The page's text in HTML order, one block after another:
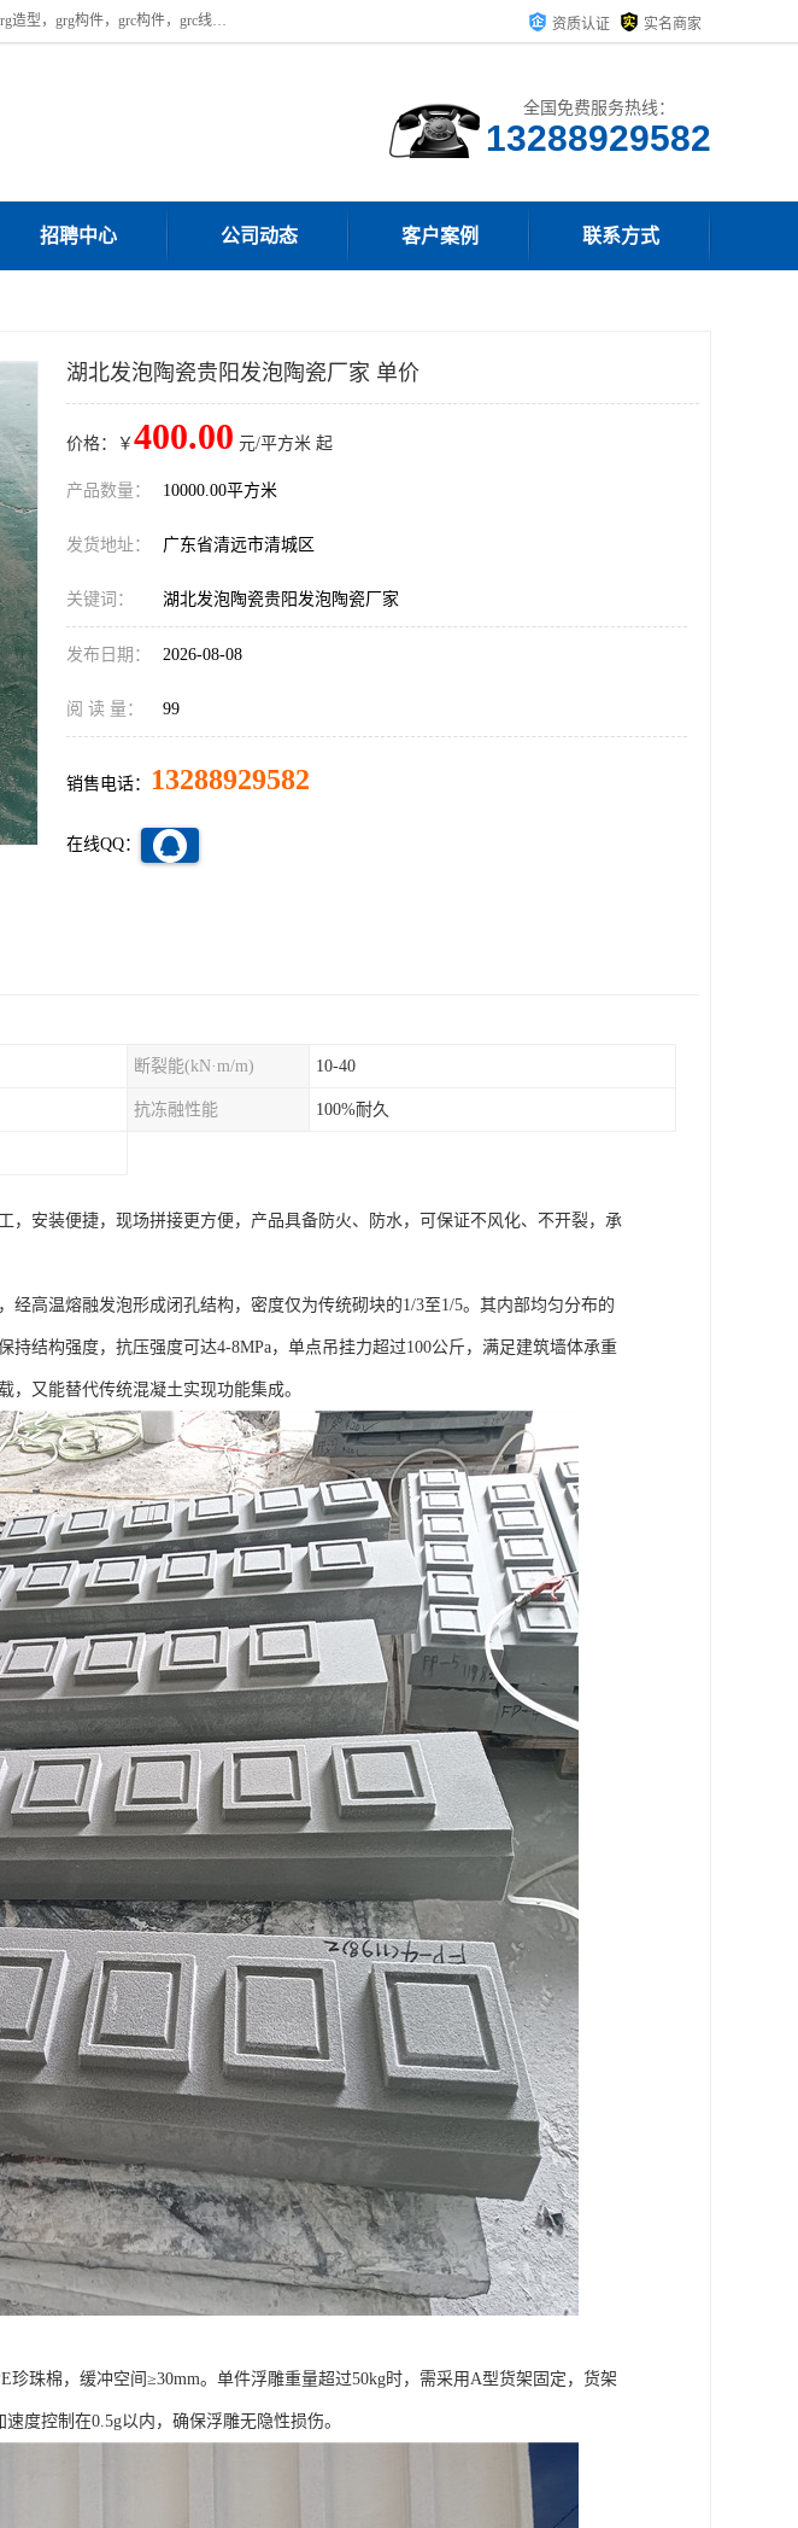
广东饰纪上品建材科技有限公司，主营广东grg厂家,广东grc厂家，grg材料，grc材料，grg厂家，grc厂家，grg吊顶，grg造型，grg构件，grc构件，grc线条，grc构件厂家,，grg材料生产厂家，grg材料定制，uhpc，uhpc厂家，uhpc外墙挂板，uhpc镂空幕墙板，厂房位于广东清远，如果您对我公司的产品服务感兴趣，请联系我们。 资质认证 实名商家
全国免费服务热线：
13288929582
招聘中心 公司动态 客户案例 联系方式
湖北发泡陶瓷贵阳发泡陶瓷厂家 单价
价格：￥ 400.00 元/平方米 起
产品数量： 10000.00平方米
发货地址： 广东省清远市清城区
关键词： 湖北发泡陶瓷贵阳发泡陶瓷厂家
发布日期： 2026-08-08
阅 读 量： 99
销售电话： 13288929582
在线QQ：
断裂能(kN·m/m) 10-40
抗冻融性能 100%耐久
，安装便捷，现场拼接更方便，产品具备防火、防水，可保证不风化、不开裂，承
经高温熔融发泡形成闭孔结构，密度仅为传统砌块的1/3至1/5。其内部均匀分布的
持结构强度，抗压强度可达4-8MPa，单点吊挂力超过100公斤，满足建筑墙体承重
，又能替代传统混凝土实现功能集成。
珠棉，缓冲空间≥30mm。单件浮雕重量超过50kg时，需采用A型货架固定，货架
度控制在0.5g以内，确保浮雕无隐性损伤。